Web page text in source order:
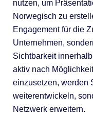
nutzen, um
Norwegisch zu
Engagement für die
Unternehmen,
Sichtbarkeit
aktiv nach
einzusetzen, werden
weiterentwickeln,
Netzwerk erweitern.